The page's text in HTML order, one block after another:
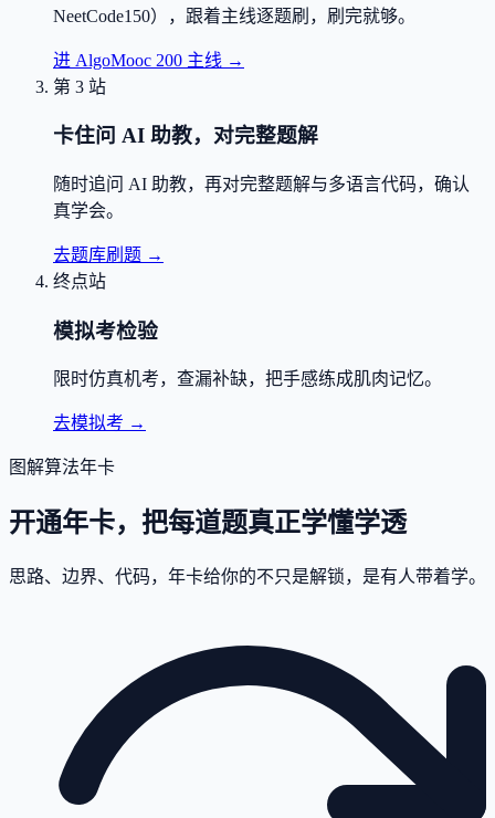
NeetCode150），跟着主线逐题刷，刷完就够。
进 AlgoMooc 200 主线 →
第 3 站
卡住问 AI 助教，对完整题解
随时追问 AI 助教，再对完整题解与多语言代码，确认
真学会。
去题库刷题 →
终点站
模拟考检验
限时仿真机考，查漏补缺，把手感练成肌肉记忆。
去模拟考 →
图解算法年卡
开通年卡，把每道题真正学懂学透
思路、边界、代码，年卡给你的不只是解锁，是有人带着学。